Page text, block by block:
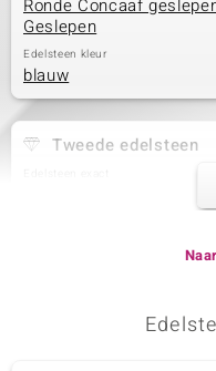
Ronde Concaaf
Geslepen
Edelsteen kleur
blauw
Tweede edelsteen